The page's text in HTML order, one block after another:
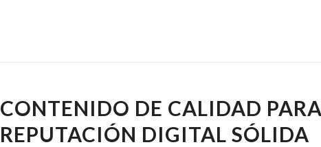
CONTENIDO DE CALIDAD
REPUTACIÓN DIGITAL SÓLIDA